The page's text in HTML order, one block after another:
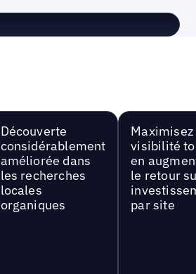
Découverte
considérablement
améliorée dans
les recherches
locales
organiques
Maximisez
visibilité
en
le retour
par site